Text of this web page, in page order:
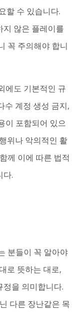
할 수 있습니다.
지 않은 플레이를
꼭 주의해야 합니
에도 기본적인 규
수 계정 생성 금지,
이 포함되어 있으
위나 악의적인 활
께 이에 따른 법적
다.
분들이 꼭 알아야
로 뜻하는 대로,
을 의미합니다.
다른 장난같은 목